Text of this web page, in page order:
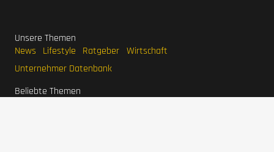
Unsere Themen
News
Lifestyle Ratgeber Wirtschaft
Unternehmer Datenbank
Beliebte Themen